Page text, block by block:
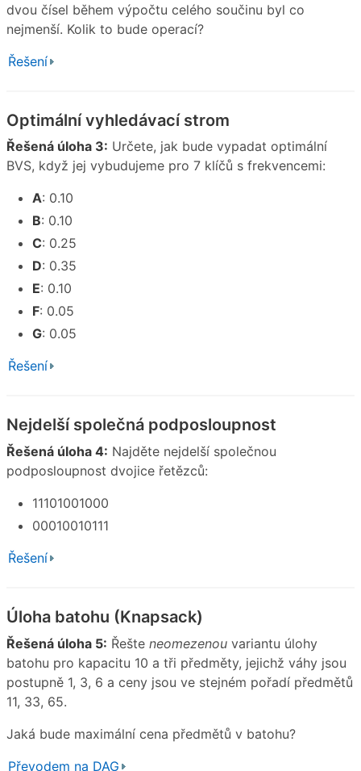
dvou čísel během výpočtu celého součinu byl co
nejmenší. Kolik to bude operací?
Řešení
Optimální vyhledávací strom
Řešená úloha 3: Určete, jak bude vypadat optimální
BVS, když jej vybudujeme pro 7 klíčů s frekvencemi:
A: 0.10
B: 0.10
C: 0.25
D: 0.35
E: 0.10
F: 0.05
G: 0.05
Řešení
Nejdelší společná podposloupnost
Řešená úloha 4: Najděte nejdelší společnou
podposloupnost dvojice řetězců:
11101001000
00010010111
Řešení
Úloha batohu (Knapsack)
Řešená úloha 5: Řešte neomezenou variantu úlohy
batohu pro kapacitu 10 a tři předměty, jejichž váhy jsou
postupně 1, 3, 6 a ceny jsou ve stejném pořadí předmětů
11, 33, 65.
Jaká bude maximální cena předmětů v batohu?
Převodem na DAG